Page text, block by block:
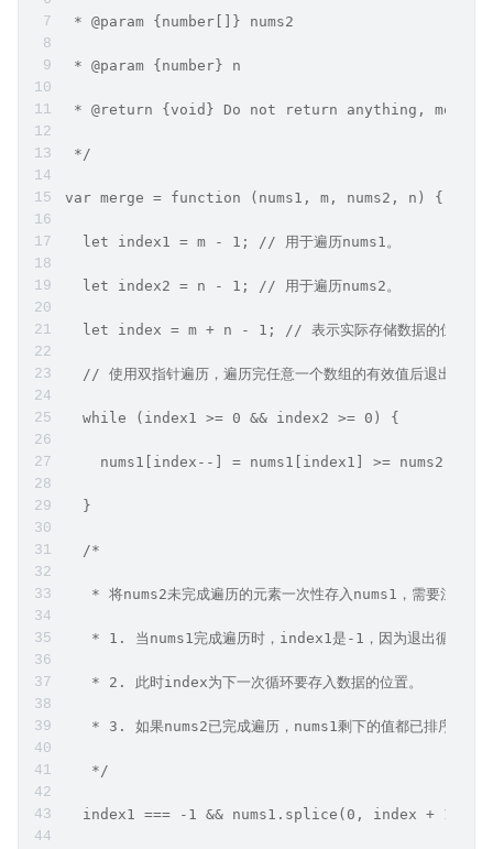
* @param {number[]} nums2
* @param {number} n
* @return {void} Do not return anything, modify
*/
var merge = function (nums1, m, nums2, n) {
  let index1 = m - 1; // 用于遍历nums1。
  let index2 = n - 1; // 用于遍历nums2。
  let index = m + n - 1; // 表示实际存储数据的位置
  // 使用双指针遍历，遍历完任意一个数组的有效值后退出。
  while (index1 >= 0 && index2 >= 0) {
nums1[index--] = nums1[index1] >=
  }
  /*
* 将nums2未完成遍历的元素一次性存入nums1，需要注意以
* 1. 当nums1完成遍历时，index1是-1，因为退出循环时
   * 2. 此时index为下一次循环要存入数据的位置。
* 3. 如果nums2已完成遍历，nums1剩下的值都已排序好，
   */
index1 === -1 && nums1.splice(0, index + 1,